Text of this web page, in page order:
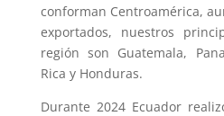
conforman Centroamérica,
exportados, nuestros
región son Guatemala,
Rica y Honduras.
Durante 2024 Ecuador